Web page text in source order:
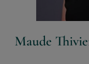
Maude